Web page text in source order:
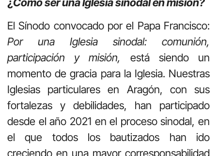
¿Cómo ser una Iglesia sinodal en misión?
El Sínodo convocado por el Papa Francisco:
Por una Iglesia sinodal: comunión,
participación y misión, está siendo un
momento de gracia para la Iglesia. Nuestras
Iglesias particulares en Aragón, con sus
fortalezas y debilidades, han participado
desde el año 2021 en el proceso sinodal, en
el que todos los bautizados han ido
creciendo en una mayor corresponsabilidad